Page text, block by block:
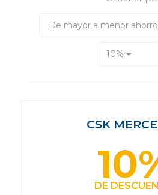
De mayor a menor
10%
CSK
DE